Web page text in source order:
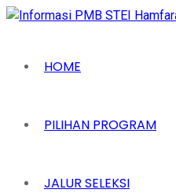
HOME
PILIHAN PROGRAM
JALUR SELEKSI